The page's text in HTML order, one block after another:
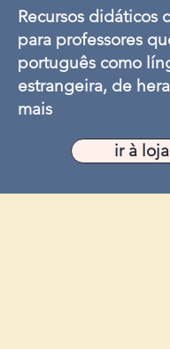
Recursos didáticos
para professores
português como
estrangeira, de
mais
ir à loja